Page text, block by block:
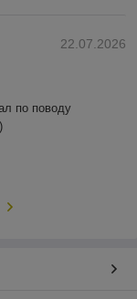
22.07.2026
по поводу